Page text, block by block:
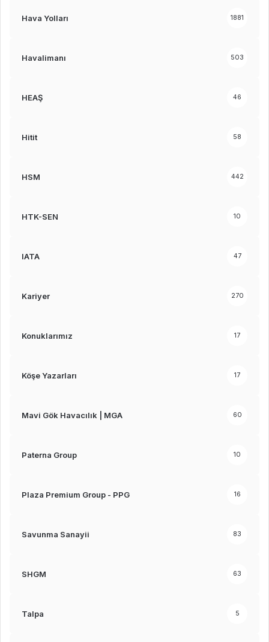
Hava Yolları 1881
Havalimanı 503
HEAŞ 46
Hitit 58
HSM 442
HTK-SEN 10
IATA 47
Kariyer 270
Konuklarımız 17
Köşe Yazarları 17
Mavi Gök Havacılık | MGA 60
Paterna Group 10
Plaza Premium Group - PPG 16
Savunma Sanayii 83
SHGM 63
Talpa 5